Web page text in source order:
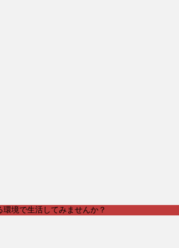
境で生活してみませんか？